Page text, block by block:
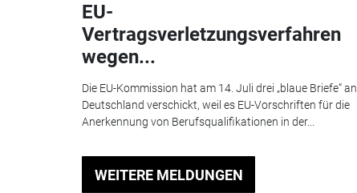
EU-
Vertragsverletzungsverfahren
wegen...
Die EU-Kommission hat am 14. Juli drei „blaue Briefe“ an
Deutschland verschickt, weil es EU-Vorschriften für die
Anerkennung von Berufsqualifikationen in der...
WEITERE MELDUNGEN